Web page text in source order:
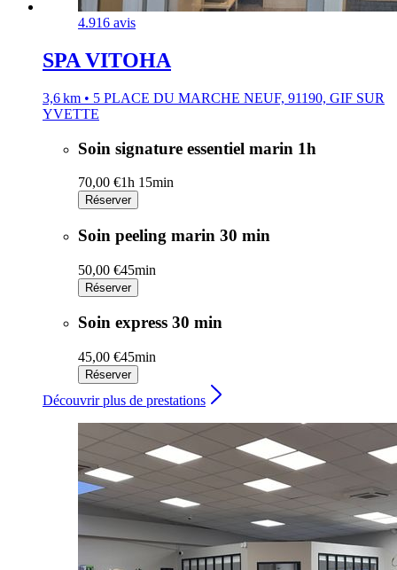
4.916 avis
SPA VITOHA
3,6 km • 5 PLACE DU MARCHE NEUF, 91190, GIF SUR
YVETTE
Soin signature essentiel marin 1h
70,00 €1h 15min
Réserver
Soin peeling marin 30 min
50,00 €45min
Réserver
Soin express 30 min
45,00 €45min
Réserver
Découvrir plus de prestations